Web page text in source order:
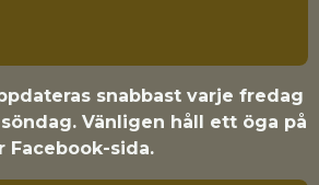
snabbast varje fredag
Vänligen håll ett öga på
Facebook-sida.